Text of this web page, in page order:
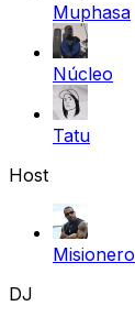
Muphasa
Núcleo
Tatu
Host
Misionero
DJ